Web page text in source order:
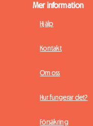
Mer information
Hjälp
Kontakt
Om oss
Hur fungerar det?
Försäkring